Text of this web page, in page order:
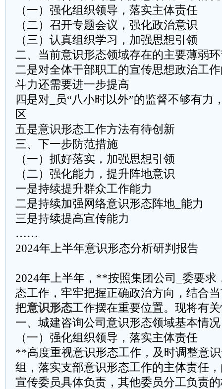
（一）强化组织领导，落实主体责任
（二）召开专题会议，强化政治意识
（三）认真组织学习，加强思想引领
二、当前意识形态领域存在的主要薄弱
二是对全体干部职工的宣传思想政治工
斗力还需要进一步提高
四是对_员“八小时以外”的监督不够有力
区
五是意识形态工作方法有待创新
三、下一步防范措施
（一）抓好落实，加强思想引领
（二）强化能力，提升阵地意识
一是持续提升群众工作能力
二是持续加强网络意识形态阵地_能力
三是持续提高宣传能力
……
2024年上半年意识形态分析研判报告
2024年上半年，**按照集团公司_委要求
态工作，牢牢把握正确政治方向，结合
把意识形态工作摆在重要位置。现将有
一、城建咨询公司意识形态领域基本情况
（一）强化组织领导，落实主体责任
**高度重视意识形态工作，及时调整意
组，落实支部意识形态工作的主体责任
宣传委员具体负责，其他委员分工负责